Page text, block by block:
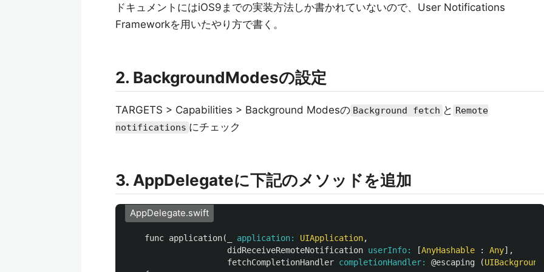
ドキュメントにはiOS9までの実装方法しか書かれていないので、User Notifications
Frameworkを用いたやり方で書く。
2. BackgroundModesの設定
TARGETS > Capabilities > Background Modesの Background fetch と Remote
notifications にチェック
3. AppDelegateに下記のメソッドを追加
AppDelegate.swift
func application( application: UIApplication,
didReceiveRemoteNotification userInfo: [AnyHashable : Any],
fetchCompletionHandler completionHandler: @escaping (